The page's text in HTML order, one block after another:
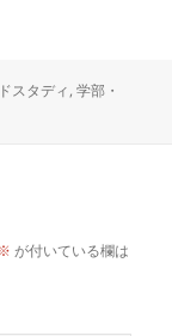
スタディ,学部・
が付いている欄は